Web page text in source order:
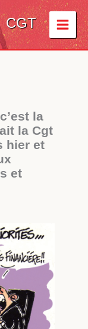
CGT
la
la Cgt
hier et
et